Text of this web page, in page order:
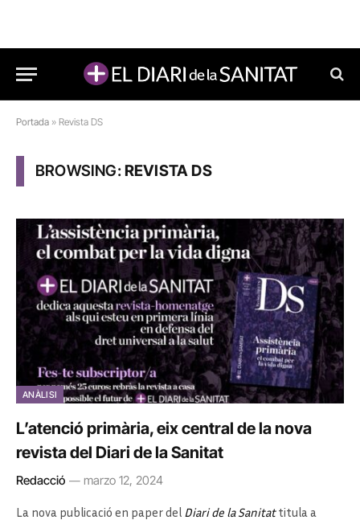
Portada » Revista DS
BROWSING:REVISTA DS
ANÀLISI
L’atenció primària, eix central de la nova
revista del Diari de la Sanitat
Redacció marzo 12, 2024
La nova publicació en paper del Diari de la Sanitat titula a